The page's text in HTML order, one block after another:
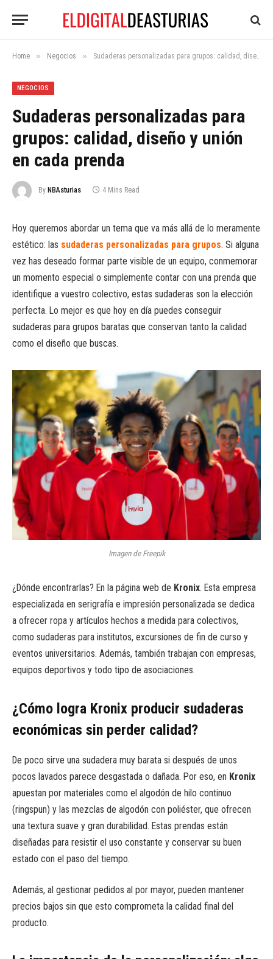
Home » Negocios » Sudaderas personalizadas para grupos: calidad, diseño y unión en cada prenda
NEGOCIOS
Sudaderas personalizadas para
grupos: calidad, diseño y unión
en cada prenda
By NBAsturias 4 Mins Read
Hoy queremos abordar un tema que va más allá de lo meramente
estético: las sudaderas personalizadas para grupos. Si alguna
vez has deseado formar parte visible de un equipo, conmemorar
un momento especial o simplemente contar con una prenda que
identifique a vuestro colectivo, estas sudaderas son la elección
perfecta. Lo mejor es que hoy en día puedes conseguir
sudaderas para grupos baratas que conservan tanto la calidad
como el diseño que buscas.
Imagen de Freepik
¿Dónde encontrarlas? En la página web de Kronix. Esta empresa
especializada en serigrafía e impresión personalizada se dedica
a ofrecer ropa y artículos hechos a medida para colectivos,
como sudaderas para institutos, excursiones de fin de curso y
eventos universitarios. Además, también trabajan con empresas,
equipos deportivos y todo tipo de asociaciones.
¿Cómo logra Kronix producir sudaderas
económicas sin perder calidad?
De poco sirve una sudadera muy barata si después de unos
pocos lavados parece desgastada o dañada. Por eso, en Kronix
apuestan por materiales como el algodón de hilo continuo
(ringspun) y las mezclas de algodón con poliéster, que ofrecen
una textura suave y gran durabilidad. Estas prendas están
diseñadas para resistir el uso constante y conservar su buen
estado con el paso del tiempo.
Además, al gestionar pedidos al por mayor, pueden mantener
precios bajos sin que esto comprometa la calidad final del
producto.